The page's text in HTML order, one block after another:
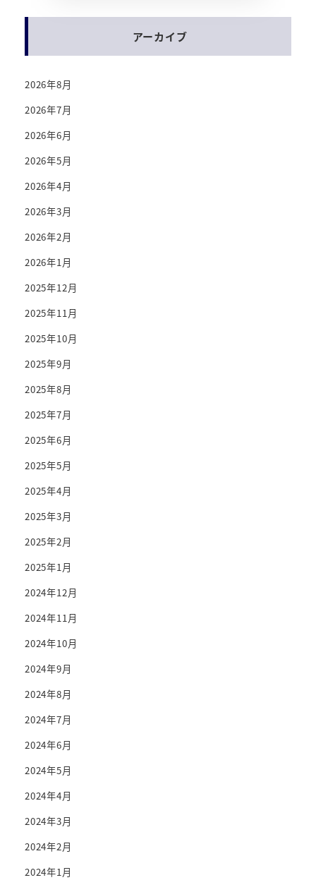
アーカイブ
2026年8月
2026年7月
2026年6月
2026年5月
2026年4月
2026年3月
2026年2月
2026年1月
2025年12月
2025年11月
2025年10月
2025年9月
2025年8月
2025年7月
2025年6月
2025年5月
2025年4月
2025年3月
2025年2月
2025年1月
2024年12月
2024年11月
2024年10月
2024年9月
2024年8月
2024年7月
2024年6月
2024年5月
2024年4月
2024年3月
2024年2月
2024年1月